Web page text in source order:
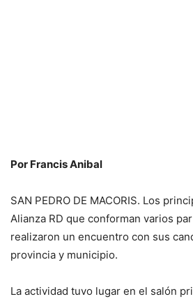
Por Francis Anibal
SAN PEDRO DE MACORIS. Los
Alianza RD que conforman varios
realizaron un encuentro con sus
provincia y municipio.
La actividad tuvo lugar en el salón